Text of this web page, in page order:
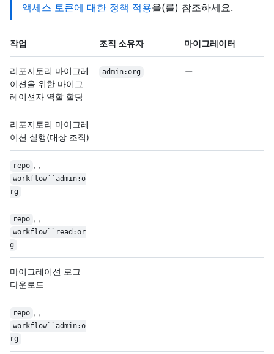
액세스 토큰에 대한 정책 적용을(를) 참조하세요.
작업 조직 소유자 마이그레이터
리포지토리 마이그레
이션을 위한 마이그
레이션자 역할 할당
admin:org
리포지토리 마이그레
이션 실행(대상 조직)
repo , ,
workflow``admin:o
rg
repo , ,
workflow``read:or
g
마이그레이션 로그
다운로드
repo , ,
workflow``admin:o
rg